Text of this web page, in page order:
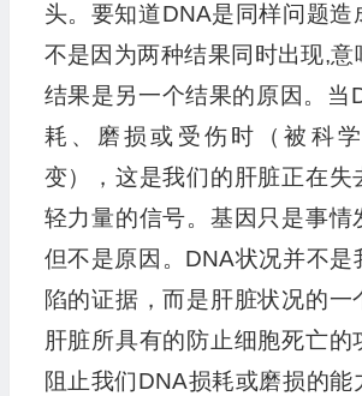
头。要知道DNA是同样问题造
不是因为两种结果同时出现,意
结果是另一个结果的原因。当
耗、磨损或受伤时（被科
变），这是我们的肝脏正在失
轻力量的信号。基因只是事情
但不是原因。DNA状况并不是
陷的证据，而是肝脏状况的一
肝脏所具有的防止细胞死亡的
阻止我们DNA损耗或磨损的能